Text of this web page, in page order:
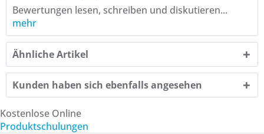
Bewertungen lesen, schreiben und diskutieren...
mehr
Ähnliche Artikel
Kunden haben sich ebenfalls angesehen
Kostenlose Online
Produktschulungen